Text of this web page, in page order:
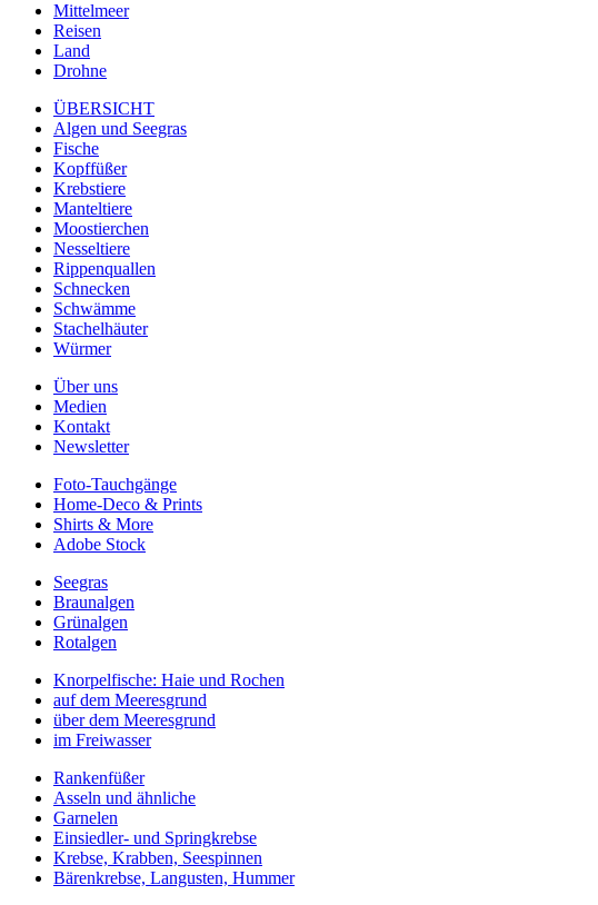
Mittelmeer
Reisen
Land
Drohne
ÜBERSICHT
Algen und Seegras
Fische
Kopffüßer
Krebstiere
Manteltiere
Moostierchen
Nesseltiere
Rippenquallen
Schnecken
Schwämme
Stachelhäuter
Würmer
Über uns
Medien
Kontakt
Newsletter
Foto-Tauchgänge
Home-Deco & Prints
Shirts & More
Adobe Stock
Seegras
Braunalgen
Grünalgen
Rotalgen
Knorpelfische: Haie und Rochen
auf dem Meeresgrund
über dem Meeresgrund
im Freiwasser
Rankenfüßer
Asseln und ähnliche
Garnelen
Einsiedler- und Springkrebse
Krebse, Krabben, Seespinnen
Bärenkrebse, Langusten, Hummer